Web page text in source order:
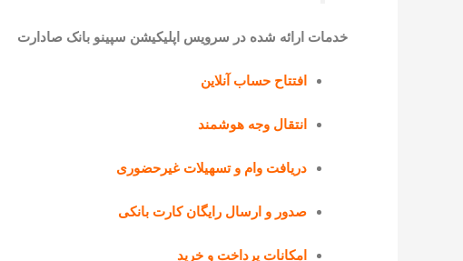
خدمات ارائه شده در سرویس اپلیکیشن سپینو بانک صادارت
افتتاح حساب آنلاین
انتقال وجه هوشمند
دریافت وام و تسهیلات غیرحضوری
صدور و ارسال رایگان کارت بانکی
امکانات پرداخت و خرید